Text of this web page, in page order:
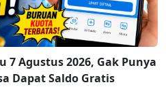
7 Agustus 2026, Gak Punya
Dapat Saldo Gratis